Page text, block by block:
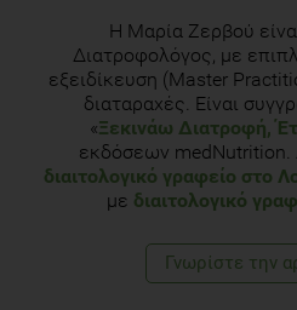
H Μαρία Ζερβού
Διατροφολόγος, με
εξειδίκευση (Master
διαταραχές. Είναι
«Ξεκινάω Διατροφή,
εκδόσεων medNutrition.
διαιτολογικό γραφείο στο
με διαιτολογικό
Γνωρίστε την